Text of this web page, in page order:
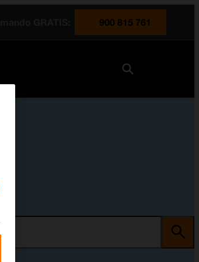
900 815 761